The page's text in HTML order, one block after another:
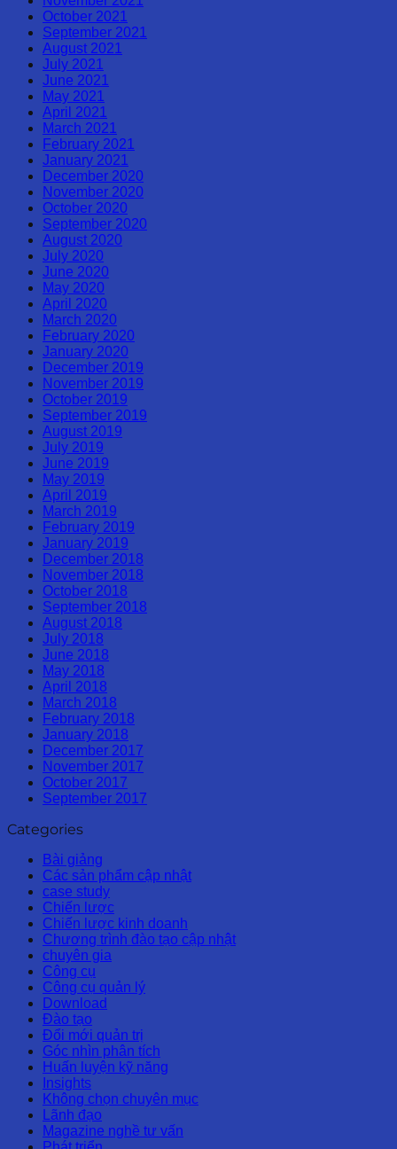
October 2021
September 2021
August 2021
July 2021
June 2021
May 2021
April 2021
March 2021
February 2021
January 2021
December 2020
November 2020
October 2020
September 2020
August 2020
July 2020
June 2020
May 2020
April 2020
March 2020
February 2020
January 2020
December 2019
November 2019
October 2019
September 2019
August 2019
July 2019
June 2019
May 2019
April 2019
March 2019
February 2019
January 2019
December 2018
November 2018
October 2018
September 2018
August 2018
July 2018
June 2018
May 2018
April 2018
March 2018
February 2018
January 2018
December 2017
November 2017
October 2017
September 2017
Categories
Bài giảng
Các sản phẩm cập nhật
case study
Chiến lược
Chiến lược kinh doanh
Chương trình đào tạo cập nhật
chuyên gia
Công cụ
Công cụ quản lý
Download
Đào tạo
Đổi mới quản trị
Góc nhìn phân tích
Huấn luyện kỹ năng
Insights
Không chọn chuyên mục
Lãnh đạo
Magazine nghề tư vấn